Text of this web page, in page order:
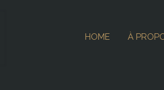
HOME À